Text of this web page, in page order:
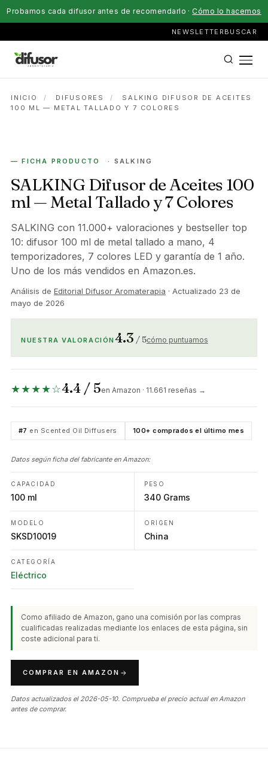
Probamos cada difusor antes de recomendarlo · Cómo lo hacemos
NEWSLETTER BUSCAR
INICIO / DIFUSORES /
SALKING DIFUSOR DE ACEITES
100 ML — METAL TALLADO Y 7 COLORES
— FICHA PRODUCTO · SALKING
SALKING Difusor de Aceites 100
ml — Metal Tallado y 7 Colores
SALKING con 11.000+ valoraciones y bestseller top
10: difusor 100 ml de metal tallado a mano, 4
temporizadores, 7 colores LED y garantía de 1 año.
Uno de los más vendidos en Amazon.es.
Análisis de Editorial Difusor Aromaterapia · Actualizado 23 de
mayo de 2026
NUESTRA VALORACIÓN 4.3 / 5cómo puntuamos
★★★★☆4.4 / 5en Amazon · 11.661 reseñas →
#7 en Scented Oil Diffusers 100+ comprados el último mes
Datos según ficha del fabricante en Amazon:
CAPACIDAD
100 ml
PESO
340 Grams
MODELO
SKSD10019
ORIGEN
China
CATEGORÍA
Eléctrico
Como afiliado de Amazon, gano una comisión por las compras
cualificadas realizadas mediante los enlaces de esta página, sin
coste adicional para ti.
COMPRAR EN AMAZON
Datos actualizados el 2026-05-10. Comprueba el precio actual en Amazon
antes de comprar.